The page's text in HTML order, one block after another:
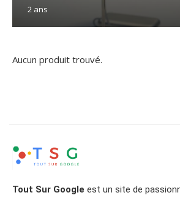
2 ans
Aucun produit trouvé.
Tout Sur Google est un site de